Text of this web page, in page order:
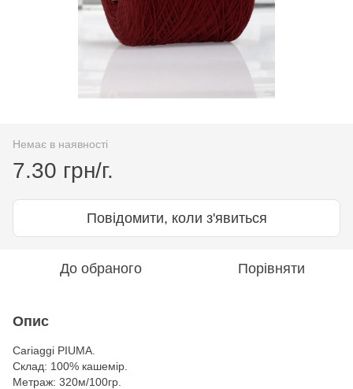
Немає в наявності
7.30 грн/г.
Повідомити, коли з'явиться
До обраного Порівняти
Опис
Cariaggi PIUMA.
Склад: 100% кашемір.
Метраж: 320м/100гр.